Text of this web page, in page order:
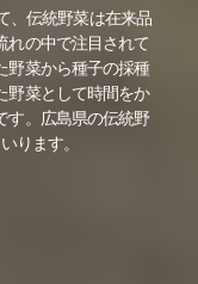
、伝統野菜は在来品
れの中で注目されて
野菜から種子の採種
野菜として時間をか
す。広島県の伝統野
ります。